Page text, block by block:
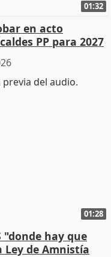
01:32
en acto
PP para 2027
01:28
"donde hay que
de Amnistía